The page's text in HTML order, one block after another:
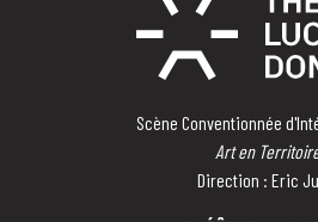
Scène Conventionnée
Art en
Direction : Eric